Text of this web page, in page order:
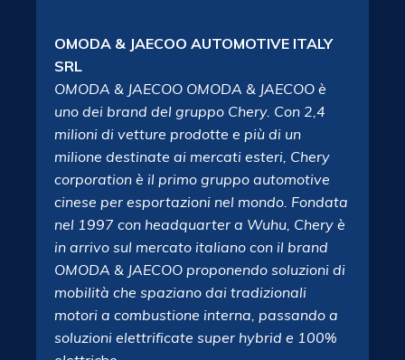
OMODA & JAECOO AUTOMOTIVE ITALY
SRL
OMODA & JAECOO OMODA & JAECOO è
uno dei brand del gruppo Chery. Con 2,4
milioni di vetture prodotte e più di un
milione destinate ai mercati esteri, Chery
corporation è il primo gruppo automotive
cinese per esportazioni nel mondo. Fondata
nel 1997 con headquarter a Wuhu, Chery è
in arrivo sul mercato italiano con il brand
OMODA & JAECOO proponendo soluzioni di
mobilità che spaziano dai tradizionali
motori a combustione interna, passando a
soluzioni elettrificate super hybrid e 100%